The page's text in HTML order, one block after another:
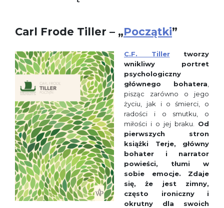
Carl Frode Tiller – „Początki”
C.F. Tillertworzy
wnikliwy portret
psychologiczny
głównego bohatera
pisząc zarówno o jego
życiu, jak i o śmierci, o
radości i o smutku, o
miłości i o jej braku. Od
pierwszych stron
książki Terje, główny
bohater i narrator
powieści, tłumi w
sobie emocje. Zdaje
się, że jest zimny,
często ironiczny i
okrutny dla swoich